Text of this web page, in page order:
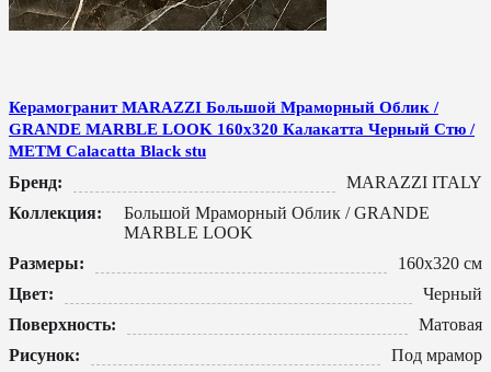
Керамогранит MARAZZI Большой Мраморный Облик /
GRANDE MARBLE LOOK 160x320 Калакатта Черный Стю /
METM Calacatta Black stu
Бренд:
MARAZZI ITALY
Коллекция:
Большой Мраморный Облик / GRANDE
MARBLE LOOK
Размеры:
160x320 см
Цвет:
Черный
Поверхность:
Матовая
Рисунок:
Под мрамор